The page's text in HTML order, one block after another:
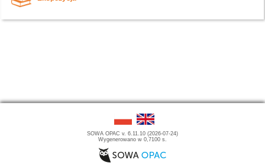
SOWA OPAC v. 6.11.10 (2026-07-24)
Wygenerowano w 0,7100 s.